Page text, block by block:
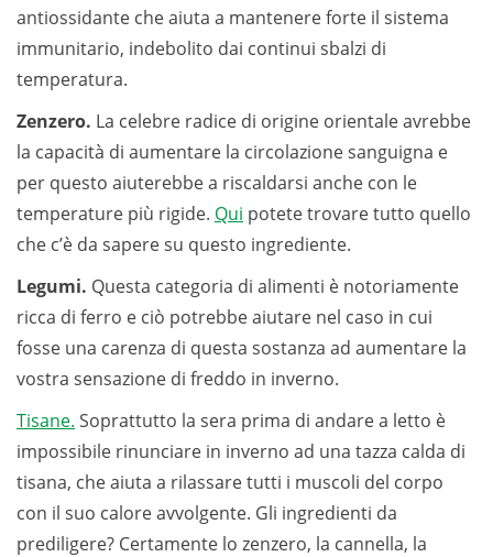
antiossidante che aiuta a mantenere forte il sistema
immunitario, indebolito dai continui sbalzi di
temperatura.
Zenzero. La celebre radice di origine orientale avrebbe
la capacità di aumentare la circolazione sanguigna e
per questo aiuterebbe a riscaldarsi anche con le
temperature più rigide. Qui potete trovare tutto quello
che c’è da sapere su questo ingrediente.
Legumi. Questa categoria di alimenti è notoriamente
ricca di ferro e ciò potrebbe aiutare nel caso in cui
fosse una carenza di questa sostanza ad aumentare la
vostra sensazione di freddo in inverno.
Tisane. Soprattutto la sera prima di andare a letto è
impossibile rinunciare in inverno ad una tazza calda di
tisana, che aiuta a rilassare tutti i muscoli del corpo
con il suo calore avvolgente. Gli ingredienti da
prediligere? Certamente lo zenzero, la cannella, la